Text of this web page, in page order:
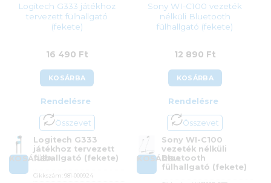
Logitech G333 játékhoz
tervezett fülhallgató
(fekete)
16 490 Ft
KOSÁRBA
Rendelésre
Összevet
KOSÁRBA
Logitech G333
játékhoz tervezett
fülhallgató (fekete)
Cikkszám:981-000924
Sony WI-C100 vezeték
nélküli Bluetooth
fülhallgató (fekete)
12 890 Ft
KOSÁRBA
Rendelésre
Összevet
KOSÁRBA
Sony WI-C100
vezeték nélküli
Bluetooth
fülhallgató (fekete)